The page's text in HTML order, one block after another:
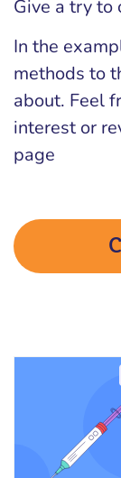
Give a try to
In the
methods to
about. Feel
interest or
page